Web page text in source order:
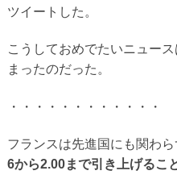
ツイートした。
こうしておめでたいニュー
まったのだった。
・・・・・・・・・・・・
フランスは先進国にも関わ
6から2.00まで引き上げるこ